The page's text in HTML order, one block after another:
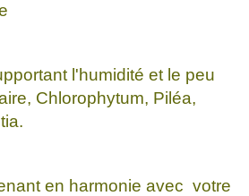
l'humidité et le peu
Chlorophytum, Piléa,
en harmonie avec votre